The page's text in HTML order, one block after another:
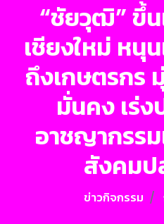
“ชัยวุฒิ” ขึ้น
เชียงใหม่ หนุ
ถึงเกษตรกร
มั่นคง เร่ง
อาชญากรรม
สังคม
ข่าวกิจกรรม